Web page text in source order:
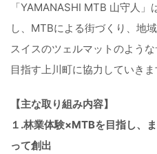
「YAMANASHI MTB 山守人
し、MTBによる街づくり、地
スイスのツェルマットのよう
目指す上川町に協力していきま
【主な取り組み内容】
１.林業体験×MTBを目指し、
って創出